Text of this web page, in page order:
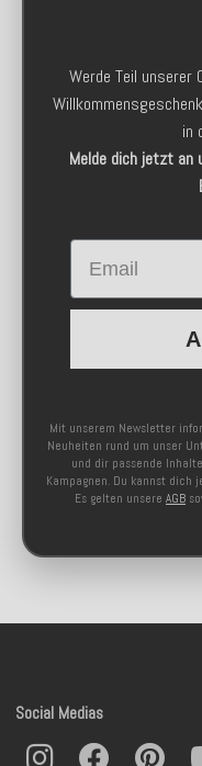
Werde Teil unserer
in
Melde dich jetzt an
Email
Mit unserem Newsletter
Neuheiten rund um unser
und dir passende
Kampagnen. Du kannst
Es gelten unsere AGB
Social Medias